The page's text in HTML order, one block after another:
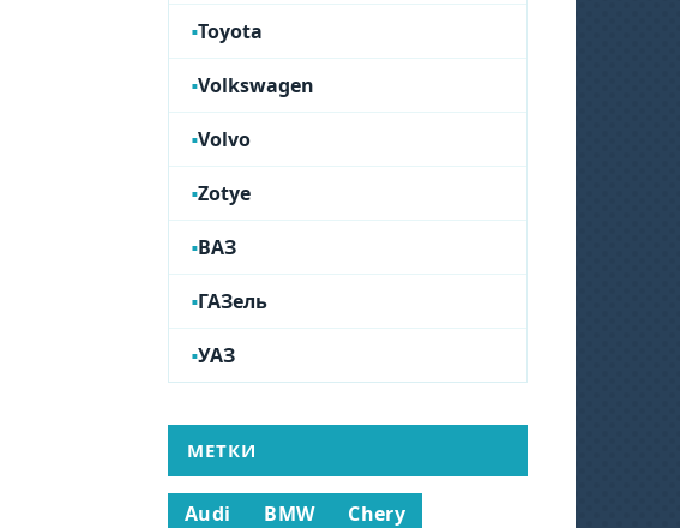
Toyota
Volkswagen
Volvo
Zotye
ВАЗ
ГАЗель
УАЗ
МЕТКИ
Audi BMW
Chery